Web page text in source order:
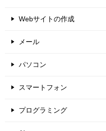
Webサイトの作成
メール
パソコン
スマートフォン
プログラミング